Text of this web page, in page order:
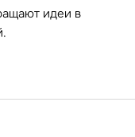
идеи в